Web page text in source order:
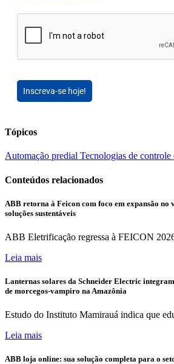
Inscreva-se hoje!
Tópicos
Automação predial Tecnologias de controle
Conteúdos relacionados
ABB retorna à Feicon com foco em expansão no
soluções sustentáveis
ABB Eletrificação regressa à FEICON
Leia mais
Lanternas solares da Schneider Electric
de morcegos-vampiro na Amazônia
Estudo do Instituto Mamirauá indica que
Leia mais
ABB loja online: sua solução completa para o